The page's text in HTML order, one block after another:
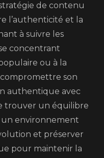
de contenu
l’authenticité et la
à suivre les
concentrant
ou à la
son
authentique avec
trouver un équilibre
environnement
et préserver
pour maintenir la